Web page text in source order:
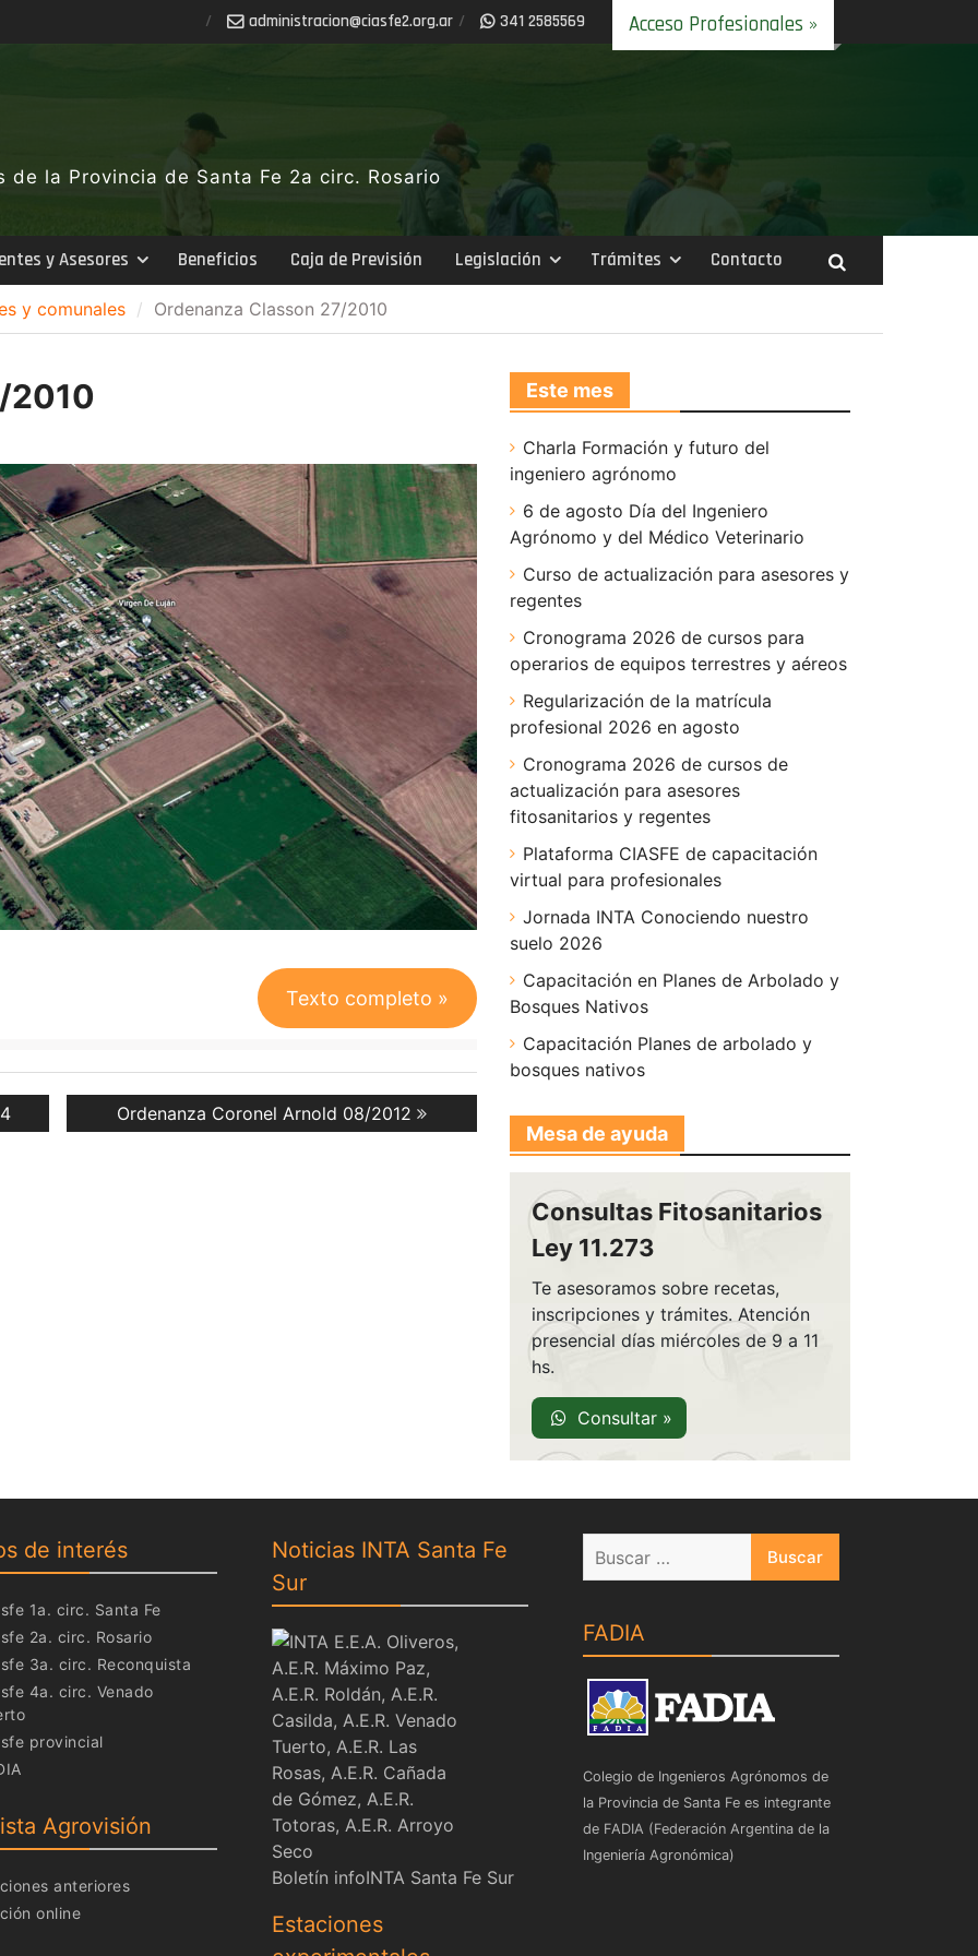
Acceso Profesionales »
ra.gro.2efsaic@noicartsinimda 341 2585569
de la Provincia de Santa Fe 2a circ. Rosario
y Asesores Beneficios Caja de Previsión Legislación Trámites Contacto
y comunales Ordenanza Classon 27/2010
2010
Texto completo »
Next
post:
Ordenanza Coronel Arnold 08/2012
Este mes
Charla Formación y futuro del
ingeniero agrónomo
6 de agosto Día del Ingeniero
Agrónomo y del Médico Veterinario
Curso de actualización para asesores y
regentes
Cronograma 2026 de cursos para
operarios de equipos terrestres y aéreos
Regularización de la matrícula
profesional 2026 en agosto
Cronograma 2026 de cursos de
actualización para asesores
fitosanitarios y regentes
Plataforma CIASFE de capacitación
virtual para profesionales
Jornada INTA Conociendo nuestro
suelo 2026
Capacitación en Planes de Arbolado y
Bosques Nativos
Capacitación Planes de arbolado y
bosques nativos
Mesa de ayuda
Consultas Fitosanitarios
Ley 11.273
Te asesoramos sobre recetas,
inscripciones y trámites. Atención
presencial días miércoles de 9 a 11
hs.
Consultar »
de interés
1a. circ. Santa Fe
2a. circ. Rosario
3a. circ. Reconquista
4a. circ. Venado
provincial
Agrovisión
anteriores
online
Noticias INTA Santa Fe
Sur
Boletín infoINTA Santa Fe Sur
Estaciones
Buscar:
FADIA
Colegio de Ingenieros Agrónomos de
la Provincia de Santa Fe es integrante
de FADIA (Federación Argentina de la
Ingeniería Agronómica)